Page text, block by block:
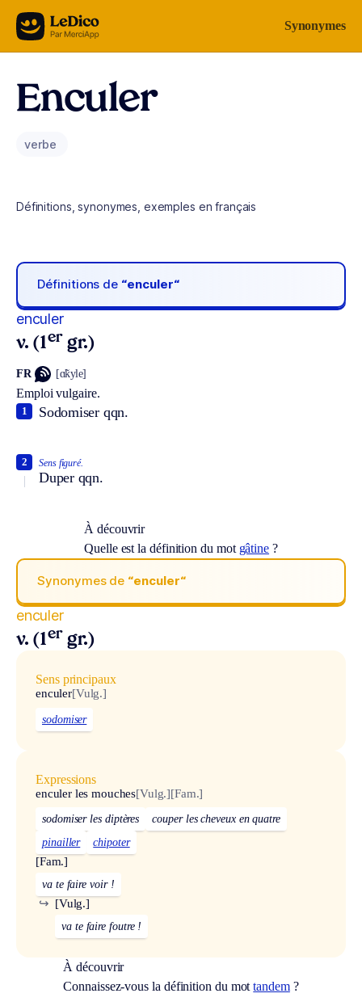
Aller au contenu Synonymes
Enculer
verbe
Définitions, synonymes, exemples en français
Définitions de “enculer“
enculer
v. (1er gr.)
FR [ɑ̃kyle]
Emploi vulgaire.
Sodomiser qqn.
1
Sens figuré.
Duper qqn.
2
À découvrir
Quelle est la définition du mot gâtine ?
Synonymes de “enculer“
enculer
v. (1er gr.)
Sens principaux
enculer[Vulg.]
sodomiser
Expressions
enculer les mouches[Vulg.][Fam.]
sodomiser les diptères
couper les cheveux en quatre
pinailler
chipoter
[Fam.]
va te faire voir !
[Vulg.]
↪
va te faire foutre !
À découvrir
Connaissez-vous la définition du mottandem?